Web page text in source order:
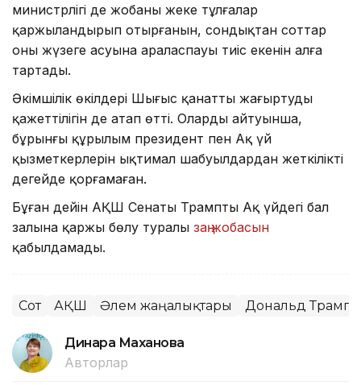
министрлігі де жобаны жеке тұлғалар
қаржыландырып отырғанын, сондықтан соттар
оның жүзеге асуына араласпауы тиіс екенін алға
тартады.
Әкімшілік өкілдері Шығыс қанатты жаңғыртудың
қажеттілігін де атап өтті. Олардың айтуынша,
бұрынғы құрылым президент пен Ақ үй
қызметкерлерін ықтимал шабуылдардан жеткілікті
деңгейде қорғамаған.
Бұған дейін АҚШ Сенаты Трамптың Ақ үйдегі бал
залына қаржы бөлу туралы заң жобасын
қабылдамады.
Сот АҚШ Әлем жаңалықтары Дональд Трамп
Динара Маханова
Авторлар